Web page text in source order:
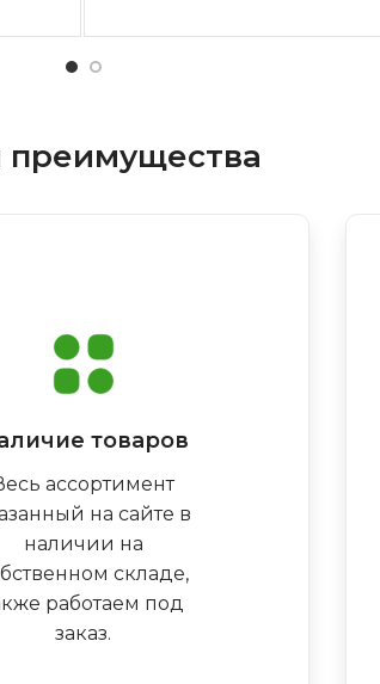
товаров
ассортимент
на сайте в
наличии на
складе,
работаем под
заказ.